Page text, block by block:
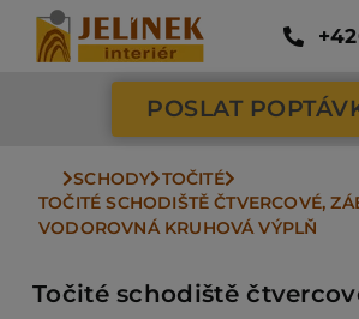
Přeskočit
obsah
POSLAT
SCHODY TOČITÉ
TOČITÉ SCHODIŠTĚ ČTVERCOVÉ,
VODOROVNÁ KRUHOVÁ VÝPLŇ
Točité schodiště